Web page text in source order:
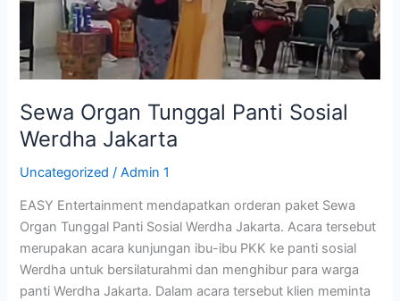
Sewa Organ Tunggal Panti Sosial
Werdha Jakarta
Uncategorized /Admin 1
EASY Entertainment mendapatkan orderan paket Sewa
Organ Tunggal Panti Sosial Werdha Jakarta. Acara tersebut
merupakan acara kunjungan ibu-ibu PKK ke panti sosial
Werdha untuk bersilaturahmi dan menghibur para warga
panti Werdha Jakarta. Dalam acara tersebut klien meminta
Werdha
Jakarta